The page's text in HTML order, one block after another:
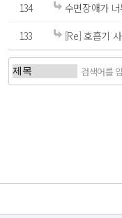
134
수면장애가
133
[Re] 호흡기